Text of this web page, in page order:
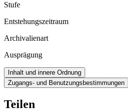
Stufe
Entstehungszeitraum
Archivalienart
Ausprägung
Inhalt und innere Ordnung
Zugangs- und Benutzungsbestimmungen
Teilen